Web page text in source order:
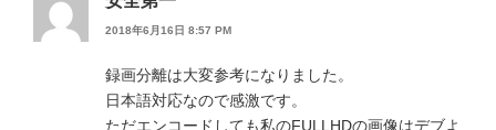
2018年6月16日 8:57 PM
録画分離は大変参考になりました。
日本語対応なので感激です。
ただエンコードしても私のFULLHDの画像はデブよ